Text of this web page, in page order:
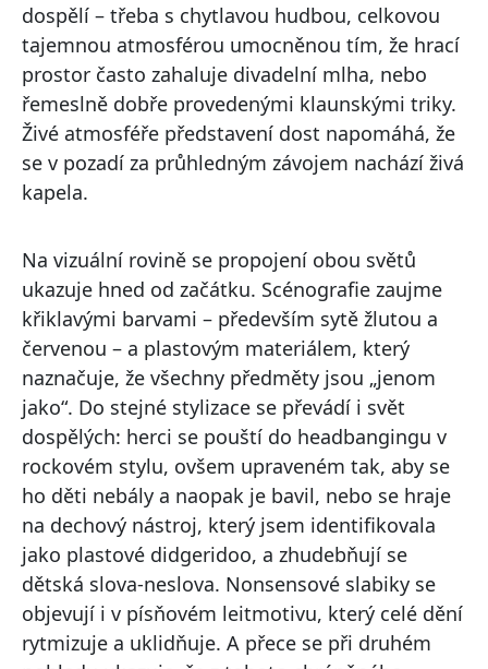
dospělí – třeba s chytlavou hudbou, celkovou
tajemnou atmosférou umocněnou tím, že hrací
prostor často zahaluje divadelní mlha, nebo
řemeslně dobře provedenými klaunskými triky.
Živé atmosféře představení dost napomáhá, že
se v pozadí za průhledným závojem nachází živá
kapela.
Na vizuální rovině se propojení obou světů
ukazuje hned od začátku. Scénografie zaujme
křiklavými barvami – především sytě žlutou a
červenou – a plastovým materiálem, který
naznačuje, že všechny předměty jsou „jenom
jako“. Do stejné stylizace se převádí i svět
dospělých: herci se pouští do headbangingu v
rockovém stylu, ovšem upraveném tak, aby se
ho děti nebály a naopak je bavil, nebo se hraje
na dechový nástroj, který jsem identifikovala
jako plastové didgeridoo, a zhudebňují se
dětská slova-neslova. Nonsensové slabiky se
objevují i v písňovém leitmotivu, který celé dění
rytmizuje a uklidňuje. A přece se při druhém